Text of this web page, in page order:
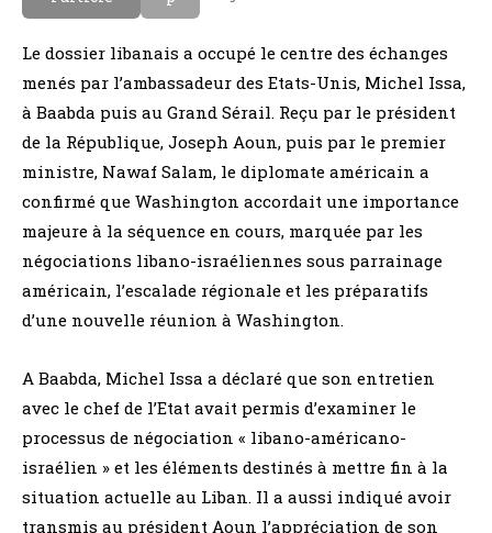
i
s
Le dossier libanais a occupé le centre des échanges
menés par l’ambassadeur des Etats-Unis, Michel Issa,
à Baabda puis au Grand Sérail. Reçu par le président
de la République, Joseph Aoun, puis par le premier
ministre, Nawaf Salam, le diplomate américain a
confirmé que Washington accordait une importance
majeure à la séquence en cours, marquée par les
négociations libano-israéliennes sous parrainage
américain, l’escalade régionale et les préparatifs
d’une nouvelle réunion à Washington.
A Baabda, Michel Issa a déclaré que son entretien
avec le chef de l’Etat avait permis d’examiner le
processus de négociation « libano-américano-
israélien » et les éléments destinés à mettre fin à la
situation actuelle au Liban. Il a aussi indiqué avoir
transmis au président Aoun l’appréciation de son